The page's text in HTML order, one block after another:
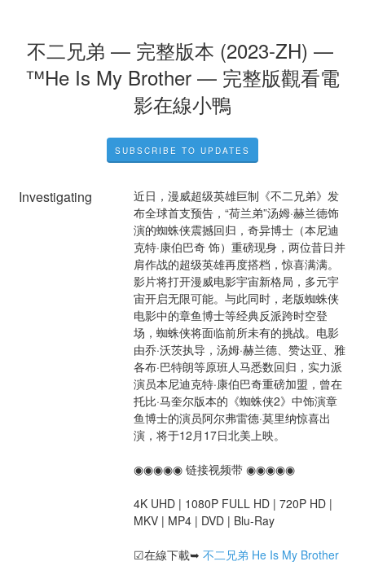
不二兄弟 — 完整版本 (2023-ZH) —
™He Is My Brother — 完整版觀看電
影在線小鴨
SUBSCRIBE TO UPDATES
Investigating
近日，漫威超级英雄巨制《不二兄弟》发
布全球首支预告，“荷兰弟”汤姆·赫兰德饰
演的蜘蛛侠震撼回归，奇异博士（本尼迪
克特·康伯巴奇 饰）重磅现身，两位昔日并
肩作战的超级英雄再度搭档，惊喜满满。
影片将打开漫威电影宇宙新格局，多元宇
宙开启无限可能。与此同时，老版蜘蛛侠
电影中的章鱼博士等经典反派跨时空登
场，蜘蛛侠将面临前所未有的挑战。电影
由乔·沃茨执导，汤姆·赫兰德、赞达亚、雅
各布·巴特朗等原班人马悉数回归，实力派
演员本尼迪克特·康伯巴奇重磅加盟，曾在
托比·马奎尔版本的《蜘蛛侠2》中饰演章
鱼博士的演员阿尔弗雷德·莫里纳惊喜出
演，将于12月17日北美上映。
◉◉◉◉◉ 链接视频带 ◉◉◉◉◉
4K UHD | 1080P FULL HD | 720P HD |
MKV | MP4 | DVD | Blu-Ray
☑在線下載➥ 不二兄弟 He Is My Brother